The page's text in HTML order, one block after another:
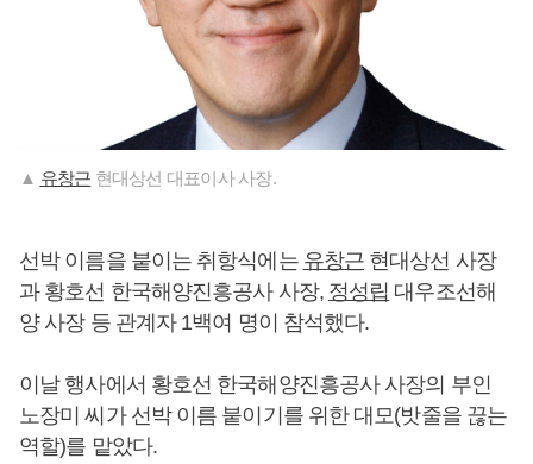
▲ 유창근 현대상선 대표이사 사장.
선박 이름을 붙이는 취항식에는 유창근 현대상선 사장
과 황호선 한국해양진흥공사 사장, 정성립 대우조선해
양 사장 등 관계자 1백여 명이 참석했다.
이날 행사에서 황호선 한국해양진흥공사 사장의 부인
노장미 씨가 선박 이름 붙이기를 위한 대모(밧줄을 끊는
역할)를 맡았다.